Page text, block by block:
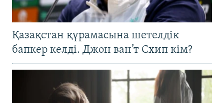
Қазақстан құрамасына шетелдік
бапкер келді. Джон ван’т Схип кім?